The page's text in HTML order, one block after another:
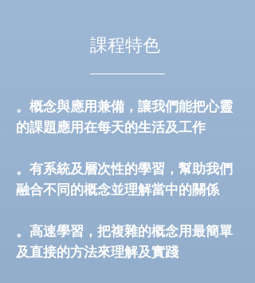
課程特色
。概念與應用兼備，讓我們能把心靈
的課題應用在每天的生活及工作
。有系統及層次性的學習，幫助我們
融合不同的概念並理解當中的關係
。高速學習，把複雜的概念用最簡單
及直接的方法來理解及實踐